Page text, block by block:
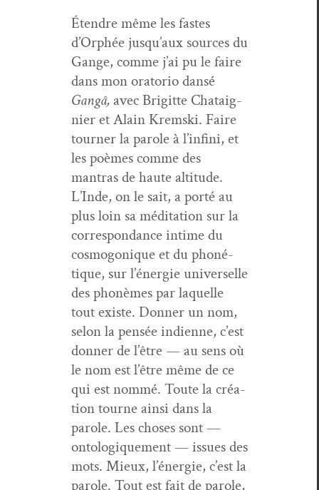
Éten­dre même les fastes
d’Orphée jusqu’aux sources du
Gange, comme j’ai pu le faire
dans mon ora­to­rio dan­sé
Gangâ, avec Brigitte Chataig­
nier et Alain Krem­s­ki. Faire
tourn­er la parole à l’infini, et
les poèmes comme des
mantras de haute alti­tude.
L’Inde, on le sait, a porté au
plus loin sa médi­ta­tion sur la
cor­re­spon­dance intime du
cos­mogo­nique et du phoné­
tique, sur l’énergie uni­verselle
des phonèmes par laque­lle
tout existe. Don­ner un nom,
selon la pen­sée indi­enne, c’est
don­ner de l’être — au sens où
le nom est l’être même de ce
qui est nom­mé. Toute la créa­
tion tourne ain­si dans la
parole. Les choses sont —
ontologique­ment — issues des
mots. Mieux, l’énergie, c’est la
parole. Tout est fait de parole,